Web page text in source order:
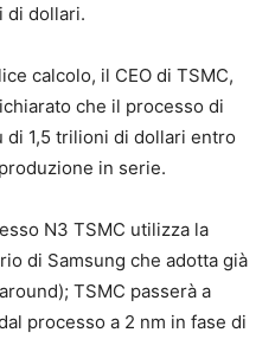
di dollari.
calcolo, il CEO di TSMC,
che il processo di
di 1,5 trilioni di dollari entro
in serie.
N3 TSMC utilizza la
di Samsung che adotta già
TSMC passerà a
processo a 2 nm in fase di